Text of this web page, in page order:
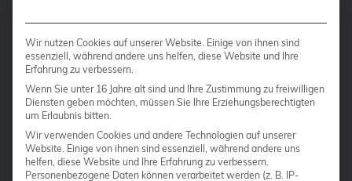
bhyve
bitnami
BSD
BSP
Bug Squashing Party
Buildah
PostScript-Dokumenten
mit KDE 4
Mit der Umstellung von KDE 3 auf
KDE 4 wurde das in KDE 3 bewährte
Drucksystem nicht portiert. Viele
Anwender vermissen auch heute
Wir nutzen Cookies auf unserer Website. Einige von ihnen sind
essenziell, während andere uns helfen, diese Website und Ihre
Erfahrung zu verbessern.
Wenn Sie unter 16 Jahre alt sind und Ihre Zustimmung zu freiwilligen
Diensten geben möchten, müssen Sie Ihre Erziehungsberechtigten
um Erlaubnis bitten.
Wir verwenden Cookies und andere Technologien auf unserer
Website. Einige von ihnen sind essenziell, während andere uns
helfen, diese Website und Ihre Erfahrung zu verbessern.
Personenbezogene Daten können verarbeitet werden (z. B. IP-